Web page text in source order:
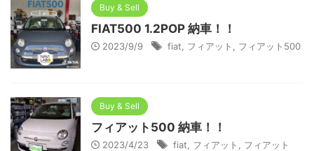
Buy & Sell
FIAT500 1.2POP 納車！！
2023/9/9 fiat フィアット フィアット500
Buy & Sell
フィアット500 納車！！
2023/4/23 fiat フィアット
フィアット